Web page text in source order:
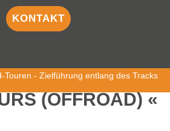
KONTAKT
Touren - Zielführung entlang des Tracks
(OFFROAD)